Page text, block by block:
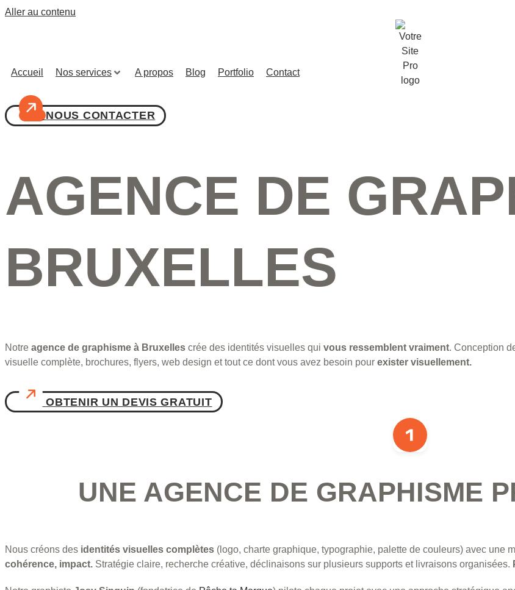
Aller au contenu
Accueil Nos services A propos Blog Portfolio Contact
NOUS CONTACTER
AGENCE DE
BRUXELLES
Notre agence de graphisme à Bruxelles crée des identités visuelles qui vous ressemblent vraiment. Conception
visuelle complète, brochures, flyers, web design et tout ce dont vous avez besoin pour exister visuellement.
OBTENIR UN DEVIS GRATUIT
UNE AGENCE DE GRAPHISME
Nous créons des identités visuelles complètes (logo, charte graphique, typographie, palette de couleurs) avec une
cohérence, impact. Stratégie claire, recherche créative, déclinaisons sur plusieurs supports et livraisons organisées.